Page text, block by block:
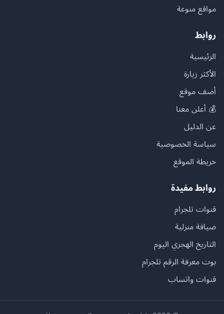
مواقع منوعة
روابط
الرئيسية
الأكثر زيارة
أضف موقع
💰 أعلن معنا
عن الدليل
سياسة الخصوصية
خريطة الموقع
روابط مفيدة
قنوات تلجرام
ضيافة منزلية
التاريخ الهجري اليوم
بوت معرفة الرقم تلجرام
قنوات واتساب